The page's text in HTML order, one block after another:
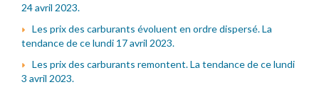
24 avril 2023.
Les prix des carburants évoluent en ordre dispersé. La
tendance de ce lundi 17 avril 2023.
Les prix des carburants remontent. La tendance de ce lundi
3 avril 2023.